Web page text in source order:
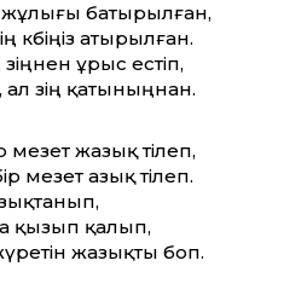
батырылған,
көбіңіз атырылған.
ұрыс естіп,
өзің қатыныңнан.
жазық тілеп,
мезет азық тілеп.
қызып қалып,
жазықты боп.